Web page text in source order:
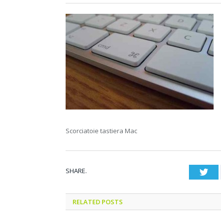
Scorciatoie tastiera Mac
SHARE.
RELATED POSTS